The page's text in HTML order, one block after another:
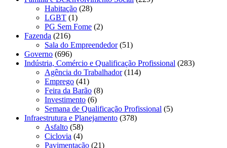
Habitação (28)
LGBT (1)
PG Sem Fome (2)
Fazenda (216)
Sala do Empreendedor(51)
Governo (696)
Indústria, Comércio e Qualificação Profissional (283)
Agência do Trabalhador(114)
Emprego (41)
Feira da Barão (8)
Investimento (6)
Semana de Qualificação Profissional (5)
Infraestrutura e Planejamento (378)
Asfalto (58)
Ciclovia (4)
Pavimentação (21)